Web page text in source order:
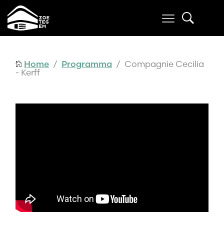
Home / Programma / Compagnie Cecilia
- Kerff